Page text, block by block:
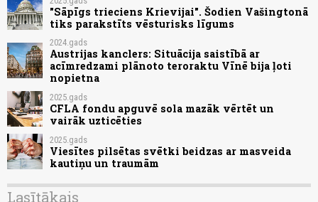
"Sāpīgs trieciens Krievijai". Šodien Vašingtonā
tiks parakstīts vēsturisks līgums
2024.gads
Austrijas kanclers: Situācija saistībā ar
acīmredzami plānoto teroraktu Vīnē bija ļoti
nopietna
2025.gads
CFLA fondu apguvē sola mazāk vērtēt un
vairāk uzticēties
2025.gads
Viesītes pilsētas svētki beidzas ar masveida
kautiņu un traumām
Lasītākais